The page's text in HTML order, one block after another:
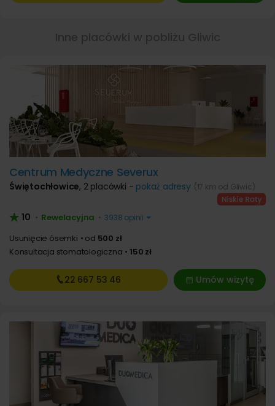
Centrum Medyczne Severux
Świętochłowice, 2 placówki - pokaż adresy (17 km od Gliwic)
10 • Rewelacyjna • 3938 opinii
Usunięcie ósemki od 500 zł
Konsultacja stomatologiczna
150 zł
Umów wizytę
22 667 53 46